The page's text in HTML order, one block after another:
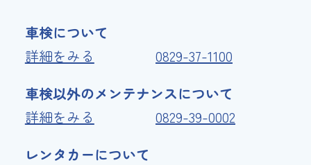
車検について
詳細をみる
0829-37-1100
車検以外のメンテナンスについて
詳細をみる
0829-39-0002
レンタカーについて